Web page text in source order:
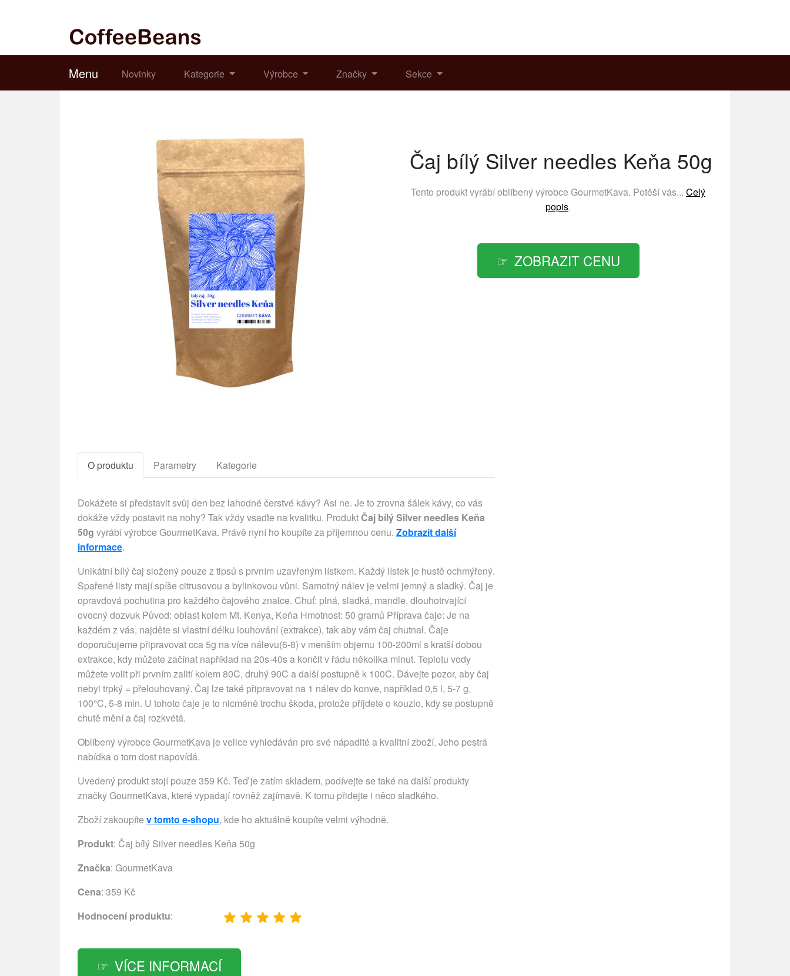
Menu Novinky Kategorie Výrobce Značky Sekce
Čaj bílý Silver needles Keňa 50g
Tento produkt vyrábí oblíbený výrobce GourmetKava. Potěší vás... Celý
popis.
ZOBRAZIT CENU
O produktu Parametry Kategorie
Dokážete si představit svůj den bez lahodné čerstvé kávy? Asi ne. Je to zrovna šálek kávy, co vás
dokáže vždy postavit na nohy? Tak vždy vsaďte na kvalitku. ProduktČaj bílý Silver needles Keňa
50g vyrábí výrobce GourmetKava. Právě nyní ho koupíte za příjemnou cenu. Zobrazit další
informace.
Unikátní bílý čaj složený pouze z tipsů s prvním uzavřeným lístkem. Každý lístek je hustě ochmýřený.
Spařené listy mají spíše citrusovou a bylinkovou vůni. Samotný nálev je velmi jemný a sladký. Čaj je
opravdová pochutina pro každého čajového znalce. Chuť: plná, sladká, mandle, dlouhotrvající
ovocný dozvuk Původ: oblast kolem Mt. Kenya, Keňa Hmotnost: 50 gramů Příprava čaje: Je na
každém z vás, najděte si vlastní délku louhování (extrakce), tak aby vám čaj chutnal. Čaje
doporučujeme připravovat cca 5g na více nálevu(6-8) v menším objemu 100-200ml s kratší dobou
extrakce, kdy můžete začínat například na 20s-40s a končit v řádu několika minut. Teplotu vody
můžete volit při prvním zalití kolem 80C, druhý 90C a další postupně k 100C. Dávejte pozor, aby čaj
nebyl trpký = přelouhovaný. Čaj lze také připravovat na 1 nálev do konve, například 0,5 l, 5-7 g,
100°C, 5-8 min. U tohoto čaje je to nicméně trochu škoda, protože příjdete o kouzlo, kdy se postupně
chutě mění a čaj rozkvétá.
Oblíbený výrobce GourmetKava je velice vyhledáván pro své nápadité a kvalitní zboží. Jeho pestrá
nabídka o tom dost napovídá.
Uvedený produkt stojí pouze 359 Kč. Teď je zatím skladem, podívejte se také na další produkty
značky GourmetKava, které vypadají rovněž zajímavě. K tomu přidejte i něco sladkého.
Zboží zakoupíte v tomto e-shopu, kde ho aktuálně koupíte velmi výhodně.
Produkt: Čaj bílý Silver needles Keňa 50g
Značka: GourmetKava
Cena: 359 Kč
Hodnocení produktu:
VÍCE INFORMACÍ